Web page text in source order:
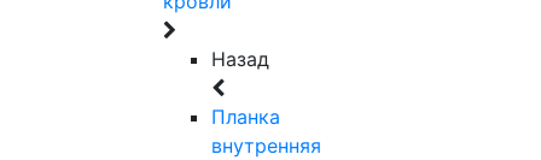
Назад
Планка
внутренняя